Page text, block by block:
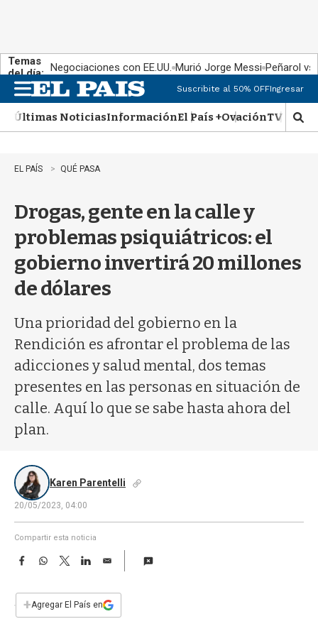
Temas
del día: Negociaciones con EE.UU. Murió Jorge Messi Peñarol
n
u
Suscribite al 50% OFFIngresar
Últimas NoticiasInformaciónEl País +OvaciónTV Show
M
o
q
EL PAÍS QUÉ PASA
Drogas, gente en la calle y
problemas psiquiátricos: el
gobierno invertirá 20 millones
de dólares
Una prioridad del gobierno en la
Rendición es afrontar el problema de las
adicciones y salud mental, dos temas
presentes en las personas en situación de
calle. Aquí lo que se sabe hasta ahora del
plan.
Karen Parentelli
20/05/2023, 04:00
Compartir esta noticia
F
e
b
W
s
T
w
t
L
E
i
l
+Agregar El País en